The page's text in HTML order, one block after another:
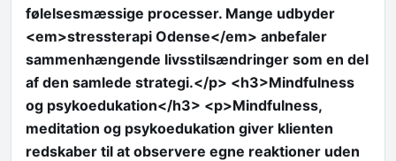
følelsesmæssige processer. Mange udbyder
<em>stressterapi Odense</em> anbefaler
sammenhængende livsstilsændringer som en del
af den samlede strategi.</p> <h3>Mindfulness
og psykoedukation</h3> <p>Mindfulness,
meditation og psykoedukation giver klienten
redskaber til at observere egne reaktioner uden